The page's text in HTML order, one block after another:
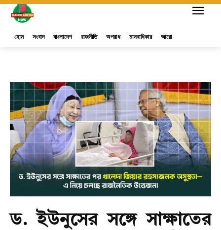
হোম সংবাদ বাংলাদেশ রাজনীতি অপরাধ মানবাধিকার আরো
ড. ইউনুসের সঙ্গে সাক্ষাতের